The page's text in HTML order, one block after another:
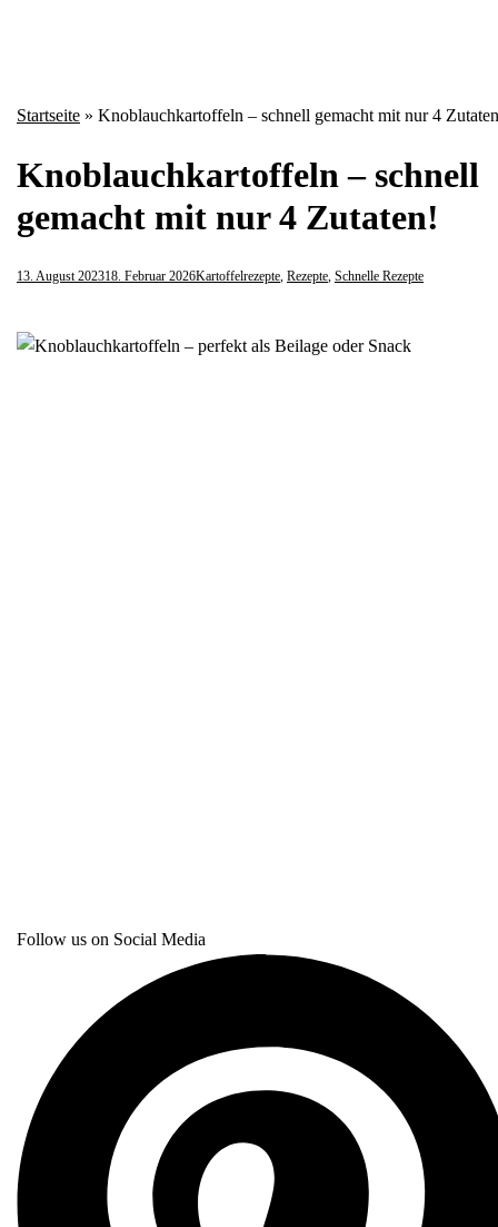
Startseite » Knoblauchkartoffeln – schnell gemacht mit nur 4
Knoblauchkartoffeln – schnell
gemacht mit nur 4 Zutaten!
13. August 202318. Februar 2026Kartoffelrezepte, Rezepte, Schnelle Rezepte
Follow us on Social Media